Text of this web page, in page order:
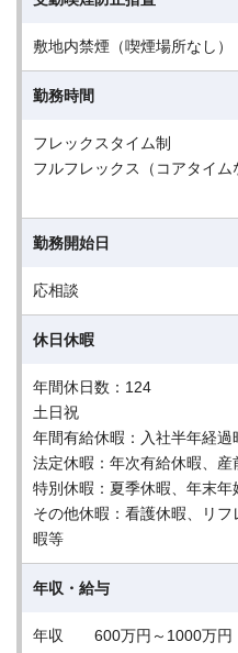
敷地内禁煙（喫煙場所なし）
勤務時間
フレックスタイム制
フルフレックス（コアタイム
勤務開始日
応相談
休日休暇
年間休日数：124
土日祝
年間有給休暇：入社半年経
法定休暇：年次有給休暇、
特別休暇：夏季休暇、年末年
その他休暇：看護休暇、リ
暇等
年収・給与
年収 600万円～1000万円